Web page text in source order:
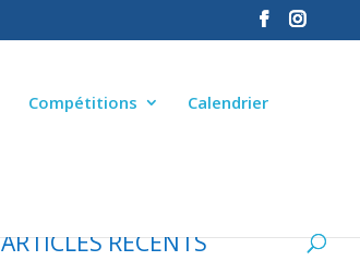
Compétitions Calendrier
ARTICLES RÉCENTS